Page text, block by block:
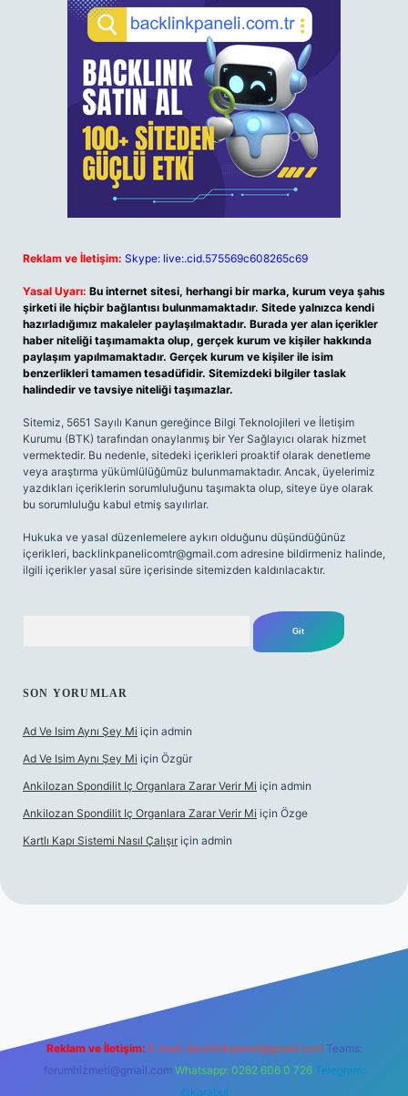
Reklam ve İletişim: Skype: live:.cid.575569c608265c69
Yasal Uyarı: Bu internet sitesi, herhangi bir marka, kurum veya şahıs
şirketi ile hiçbir bağlantısı bulunmamaktadır. Sitede yalnızca kendi
hazırladığımız makaleler paylaşılmaktadır. Burada yer alan içerikler
haber niteliği taşımamakta olup, gerçek kurum ve kişiler hakkında
paylaşım yapılmamaktadır. Gerçek kurum ve kişiler ile isim
benzerlikleri tamamen tesadüfidir. Sitemizdeki bilgiler taslak
halindedir ve tavsiye niteliği taşımazlar.
Sitemiz, 5651 Sayılı Kanun gereğince Bilgi Teknolojileri ve İletişim
Kurumu (BTK) tarafından onaylanmış bir Yer Sağlayıcı olarak hizmet
vermektedir. Bu nedenle, sitedeki içerikleri proaktif olarak denetleme
veya araştırma yükümlülüğümüz bulunmamaktadır. Ancak, üyelerimiz
yazdıkları içeriklerin sorumluluğunu taşımakta olup, siteye üye olarak
bu sorumluluğu kabul etmiş sayılırlar.
Hukuka ve yasal düzenlemelere aykırı olduğunu düşündüğünüz
içerikleri, backlinkpanelicomtr@gmail.com adresine bildirmeniz halinde,
ilgili içerikler yasal süre içerisinde sitemizden kaldırılacaktır.
SON YORUMLAR
Ad Ve Isim Aynı Şey Mi için admin
Ad Ve Isim Aynı Şey Mi için Özgür
Ankilozan Spondilit Iç Organlara Zarar Verir Mi için admin
Ankilozan Spondilit Iç Organlara Zarar Verir Mi için Özge
Kartlı Kapı Sistemi Nasıl Çalışır için admin
Reklam ve İletişim: E-mail: backlinkpaneli@gmail.com Teams:
forumhizmeti@gmail.com Whatsapp: 0262 606 0 726 Telegram:
@karabul